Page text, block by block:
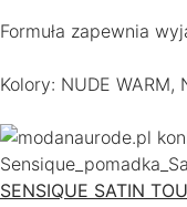
Formuła zapewnia
Kolory: NUDE WARM,
SENSIQUE SATIN